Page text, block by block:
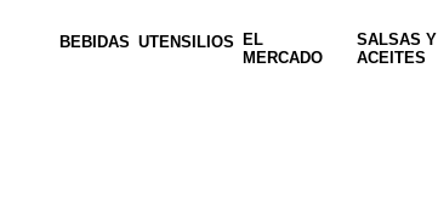
BEBIDAS UTENSILIOS
EL
MERCADO
SALSAS Y
ACEITES